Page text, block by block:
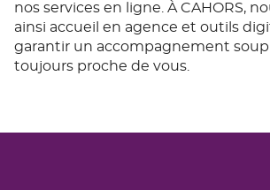
nos services en ligne. À CAHORS,
ainsi accueil en agence et outils
garantir un accompagnement
toujours proche de vous.